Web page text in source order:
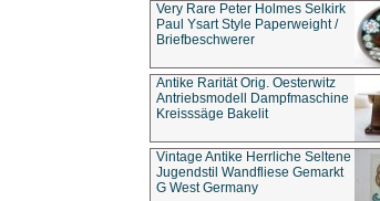
Very Rare Peter Holmes Selkirk
Paul Ysart Style Paperweight /
Briefbeschwerer
Antike Rarität Orig. Oesterwitz
Antriebsmodell Dampfmaschine
Kreisssäge Bakelit
Vintage Antike Herrliche Seltene
Jugendstil Wandfliese Gemarkt
G West Germany